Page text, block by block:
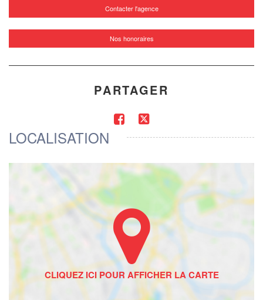
Contacter l'agence
Nos honoraires
PARTAGER
LOCALISATION